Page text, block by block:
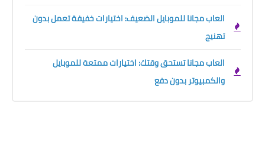
العاب مجانا للموبايل الضعيف: اختيارات خفيفة تعمل بدون
تهنيج
العاب مجانا تستحق وقتك: اختيارات ممتعة للموبايل
والكمبيوتر بدون دفع